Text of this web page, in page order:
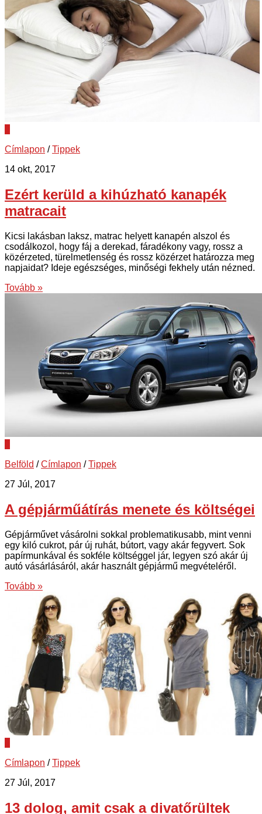
Címlapon /Tippek
14 okt, 2017
Ezért kerüld a kihúzható kanapék
matracait
Kicsi lakásban laksz, matrac helyett kanapén alszol és
csodálkozol, hogy fáj a derekad, fáradékony vagy, rossz a
közérzeted, türelmetlenség és rossz közérzet határozza meg
napjaidat? Ideje egészséges, minőségi fekhely után nézned.
Tovább »
Belföld /Címlapon /Tippek
27 Júl, 2017
A gépjárműátírás menete és költségei
Gépjárművet vásárolni sokkal problematikusabb, mint venni
egy kiló cukrot, pár új ruhát, bútort, vagy akár fegyvert. Sok
papírmunkával és sokféle költséggel jár, legyen szó akár új
autó vásárlásáról, akár használt gépjármű megvételéről.
Tovább »
Címlapon /Tippek
27 Júl, 2017
13 dolog, amit csak a divatőrültek